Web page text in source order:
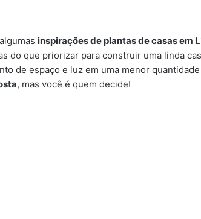
inspirações de plantas de casas em L
do que priorizar para construir uma linda
de espaço e luz em uma menor
, mas você é quem decide!